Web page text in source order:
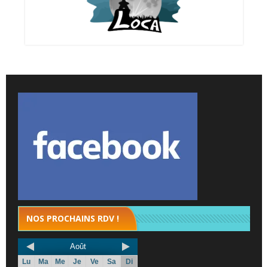
NOS PROCHAINS RDV !
Août
Lu Ma Me Je Ve Sa
Di